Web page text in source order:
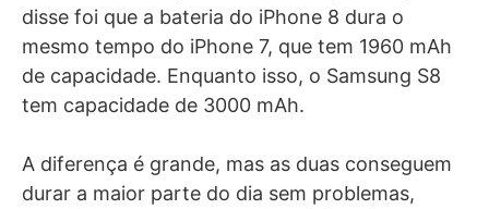
disse foi que a bateria do iPhone 8 dura o
mesmo tempo do iPhone 7, que tem 1960 mAh
de capacidade. Enquanto isso, o Samsung S8
tem capacidade de 3000 mAh.
A diferença é grande, mas as duas conseguem
durar a maior parte do dia sem problemas,